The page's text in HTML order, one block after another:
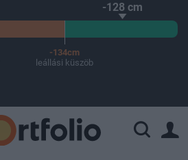
-128 cm
-134cm
leállási küszöb